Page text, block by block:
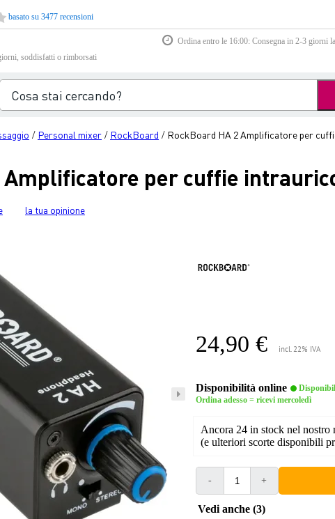
basato su 3477 recensioni
Ordina entro le 16:00: Consegna in 2-3 giorni
soddisfatti o rimborsati
/ Personal mixer / RockBoard / RockBoard HA 2 Amplificatore per
Amplificatore per cuffie
la tua opinione
24,90 € incl. 22% IVA
Disponibilità online
Ordina adesso = ricevi mercoledì
Ancora 24 in stock nel nostro
(e ulteriori scorte disponibili
- +
Vedi anche (3)